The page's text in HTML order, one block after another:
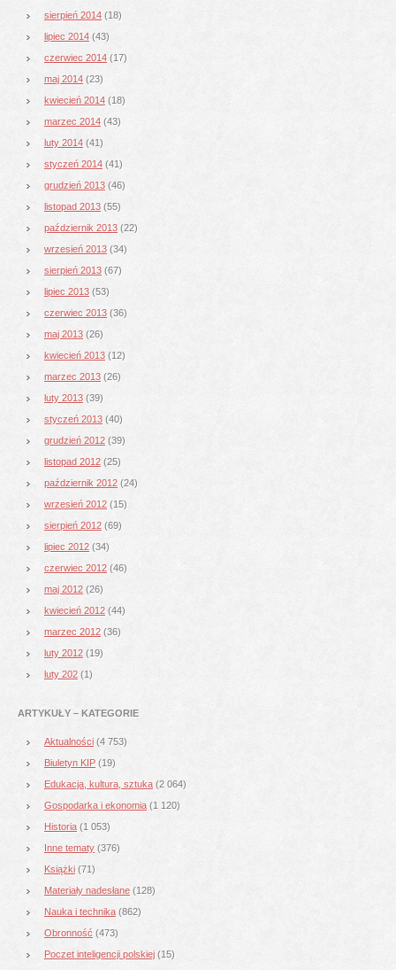
sierpień 2014 (18)
lipiec 2014 (43)
czerwiec 2014 (17)
maj 2014 (23)
kwiecień 2014 (18)
marzec 2014 (43)
luty 2014 (41)
styczeń 2014 (41)
grudzień 2013 (46)
listopad 2013 (55)
październik 2013 (22)
wrzesień 2013 (34)
sierpień 2013 (67)
lipiec 2013 (53)
czerwiec 2013 (36)
maj 2013 (26)
kwiecień 2013 (12)
marzec 2013 (26)
luty 2013 (39)
styczeń 2013 (40)
grudzień 2012 (39)
listopad 2012 (25)
październik 2012 (24)
wrzesień 2012 (15)
sierpień 2012 (69)
lipiec 2012 (34)
czerwiec 2012 (46)
maj 2012 (26)
kwiecień 2012 (44)
marzec 2012 (36)
luty 2012 (19)
luty 202 (1)
ARTYKUŁY – KATEGORIE
Aktualności (4 753)
Biuletyn KIP (19)
Edukacja, kultura, sztuka (2 064)
Gospodarka i ekonomia (1 120)
Historia (1 053)
Inne tematy (376)
Książki (71)
Materiały nadesłane (128)
Nauka i technika (862)
Obronność (473)
Poczet inteligencji polskiej (15)